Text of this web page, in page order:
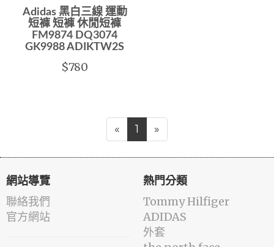
Adidas 黑白三線 運動
短褲 短褲 休閒短褲
FM9874 DQ3074
GK9988 ADIKTW2S
$780
« 1 »
網站導覽
聯絡我們
官方網站
熱門分類
Tommy Hilfiger
ADIDAS
外套